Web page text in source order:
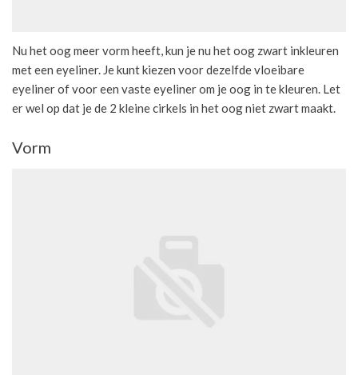
Nu het oog meer vorm heeft, kun je nu het oog zwart inkleuren
met een eyeliner. Je kunt kiezen voor dezelfde vloeibare
eyeliner of voor een vaste eyeliner om je oog in te kleuren. Let
er wel op dat je de 2 kleine cirkels in het oog niet zwart maakt.
Vorm